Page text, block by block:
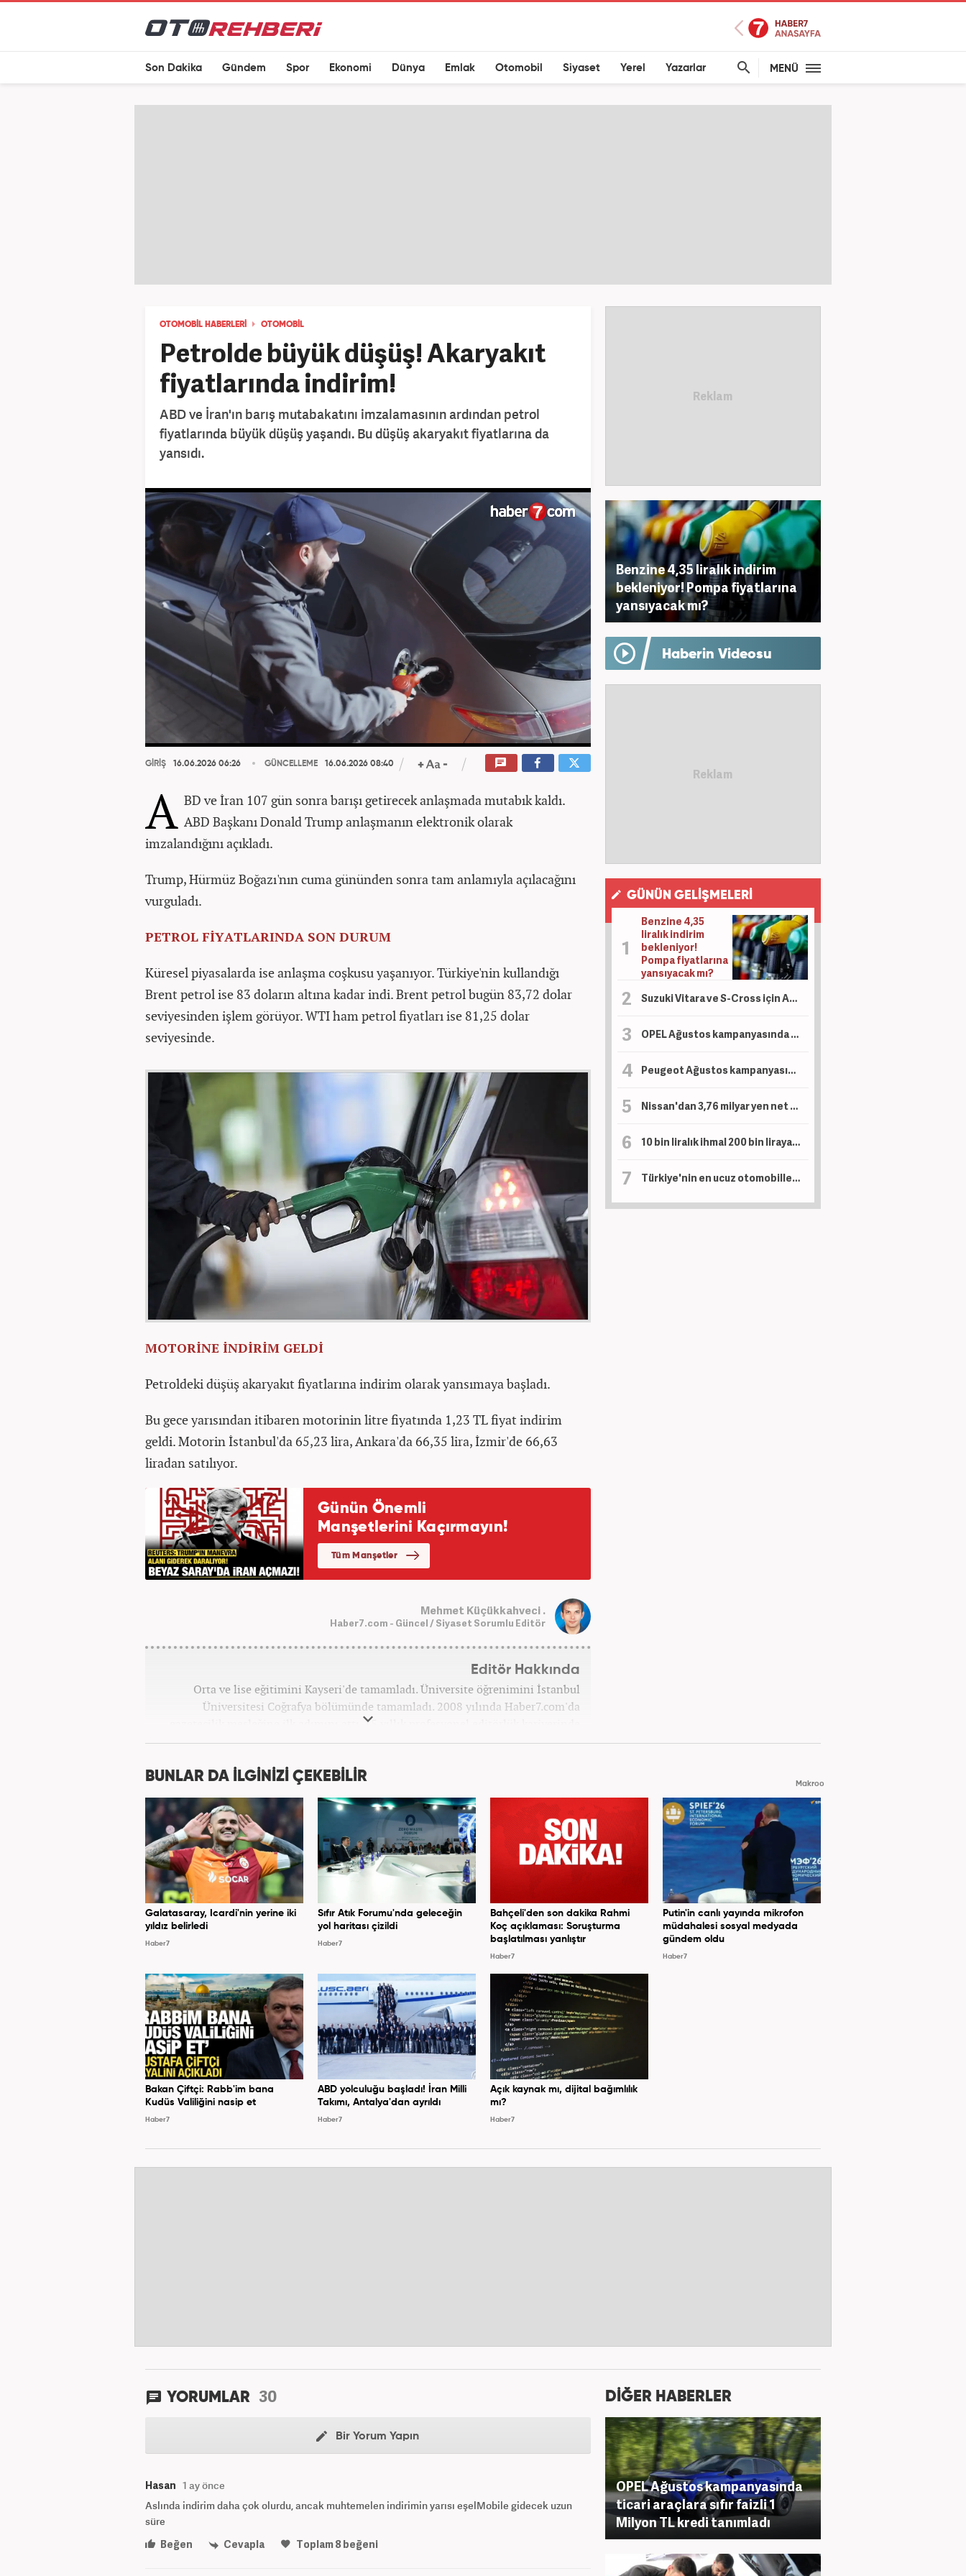
Son Dakika Gündem Spor Ekonomi Dünya Emlak Otomobil Siyaset Yerel Yazarlar MENÜ
OTOMOBİL HABERLERİ OTOMOBİL
Petrolde büyük düşüş! Akaryakıt
fiyatlarında indirim!
ABD ve İran'ın barış mutabakatını imzalamasının ardından petrol
fiyatlarında büyük düşüş yaşandı. Bu düşüş akaryakıt fiyatlarına da
yansıdı.
GİRİŞ 16.06.2026 06:26 GÜNCELLEME 16.06.2026 08:40
A BD ve İran 107 gün sonra barışı getirecek anlaşmada mutabık kaldı.
ABD Başkanı Donald Trump anlaşmanın elektronik olarak
imzalandığını açıkladı.
Trump, Hürmüz Boğazı'nın cuma gününden sonra tam anlamıyla açılacağını
vurguladı.
PETROL FİYATLARINDA SON DURUM
Küresel piyasalarda ise anlaşma coşkusu yaşanıyor. Türkiye'nin kullandığı
Brent petrol ise 83 doların altına kadar indi. Brent petrol bugün 83,72 dolar
seviyesinden işlem görüyor. WTI ham petrol fiyatları ise 81,25 dolar
seviyesinde.
MOTORİNE İNDİRİM GELDİ
Petroldeki düşüş akaryakıt fiyatlarına indirim olarak yansımaya başladı.
Bu gece yarısından itibaren motorinin litre fiyatında 1,23 TL fiyat indirim
geldi. Motorin İstanbul'da 65,23 lira, Ankara'da 66,35 lira, İzmir'de 66,63
liradan satılıyor.
Mehmet Küçükkahveci .
Haber7.com - Güncel / Siyaset Sorumlu Editör
Editör Hakkında
Orta ve lise eğitimini Kayseri'de tamamladı. Üniversite öğrenimini İstanbul
Üniversitesi Coğrafya bölümünde tamamladı. 2008 yılında Haber7.com'da
gazetecilik mesleğine ilk adımını attı. 15 yıllık profesyonel editörlük kariyerinde
tüm kategorilerde görev yaptı. Meslek hayatına Haber7.com'da 'Güncel/Siyaset
Benzine 4,35 liralık indirim
bekleniyor! Pompa fiyatlarına
yansıyacak mı?
Haberin Videosu
GÜNÜN GELİŞMELERİ
Benzine 4,35
liralık indirim
bekleniyor!
Pompa fiyatlarına
yansıyacak mı?
Suzuki Vitara ve S-Cross için Ağustos hamlesi: Sıfır faizli finansman ve takas desteği
OPEL Ağustos kampanyasında ticari araçlara sıfır faizli 1 Milyon TL kredi tanımladı
Peugeot Ağustos kampanyasında sıfır faiz ve 1 Milyon TL kredi dönemini başlattı
Nissan'dan 3,76 milyar yen net kar
10 bin liralık ihmal 200 bin liraya patlıyor: Uzun yola çıkacak sürücüler dikkat!
Türkiye'nin en ucuz otomobilleri belli oldu: Marka marka o liste...
BUNLAR DA İLGİNİZİ ÇEKEBİLİR Makroo
Galatasaray, Icardi'nin yerine iki
yıldız belirledi
Haber7
Sıfır Atık Forumu'nda geleceğin
yol haritası çizildi
Haber7
Bahçeli'den son dakika Rahmi
Koç açıklaması: Soruşturma
başlatılması yanlıştır
Haber7
Putin'in canlı yayında mikrofon
müdahalesi sosyal medyada
gündem oldu
Haber7
Bakan Çiftçi: Rabb'im bana
Kudüs Valiliğini nasip et
Haber7
ABD yolculuğu başladı! İran Milli
Takımı, Antalya'dan ayrıldı
Haber7
Açık kaynak mı, dijital bağımlılık
mı?
Haber7
YORUMLAR 30
Bir Yorum Yapın
Hasan 1 ay önce
Aslında indirim daha çok olurdu, ancak muhtemelen indirimin yarısı eşelMobile gidecek uzun
süre
Beğen
Cevapla Toplam8beğeni
DİĞER HABERLER
OPEL Ağustos kampanyasında
ticari araçlara sıfır faizli 1
Milyon TL kredi tanımladı